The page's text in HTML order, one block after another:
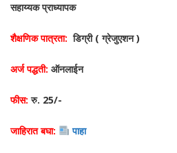
सहाय्यक प्राध्यापक
शैक्षणिक पात्रता: डिग्री ( ग्रेजुएशन )
अर्ज पद्धती: ऑनलाईन
फीस: रु. 25/-
जाहिरात बघा: पाहा